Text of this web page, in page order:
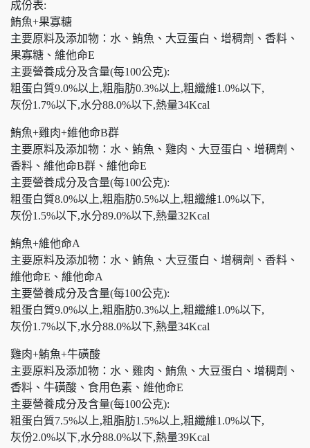
成份表:
鮪魚+果寡糖
主要原料及添加物：水、鮪魚、大豆蛋白、增稠劑、香料、
果寡糖、維他命E
主要營養成分及含量(每100公克):
粗蛋白質9.0%以上,粗脂肪0.3%以上,粗纖維1.0%以下,
灰份1.7%以下,水分88.0%以下,熱量34Kcal
鮪魚+雞肉+維他命B群
主要原料及添加物：水、鮪魚、雞肉、大豆蛋白、增稠劑、
香料、維他命B群、維他命E
主要營養成分及含量(每100公克):
粗蛋白質8.0%以上,粗脂肪0.5%以上,粗纖維1.0%以下,
灰份1.5%以下,水分89.0%以下,熱量32Kcal
鮪魚+維他命A
主要原料及添加物：水、鮪魚、大豆蛋白、增稠劑、香料、
維他命E、維他命A
主要營養成分及含量(每100公克):
粗蛋白質9.0%以上,粗脂肪0.3%以上,粗纖維1.0%以下,
灰份1.7%以下,水分88.0%以下,熱量34Kcal
雞肉+鮪魚+牛磺酸
主要原料及添加物：水、雞肉、鮪魚、大豆蛋白、增稠劑、
香料、牛磺酸、食用色素、維他命E
主要營養成分及含量(每100公克):
粗蛋白質7.5%以上,粗脂肪1.5%以上,粗纖維1.0%以下,
灰份2.0%以下,水分88.0%以下,熱量39Kcal